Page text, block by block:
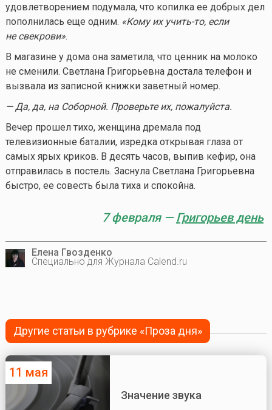
удовлетворением подумала, что копилка ее добрых дел
пополнилась еще одним. «Кому их учить-то, если
не свекрови».
В магазине у дома она заметила, что ценник на молоко
не сменили. Светлана Григорьевна достала телефон и
вызвала из записной книжки заветный номер.
— Да, да, на Соборной. Проверьте их, пожалуйста.
Вечер прошел тихо, женщина дремала под
телевизионные баталии, изредка открывая глаза от
самых ярых криков. В десять часов, выпив кефир, она
отправилась в постель. Заснула Светлана Григорьевна
быстро, ее совесть была тиха и спокойна.
7 февраля —Григорьев день
Елена Гвозденко
Специально для Журнала Calend.ru
Другие статьи в рубрике «Проза дня»
11 мая
Значение звука